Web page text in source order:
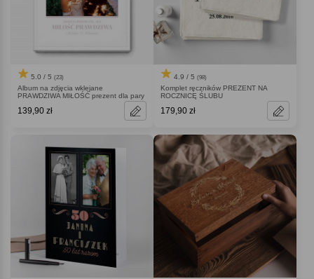
5.0 / 5 (23)
Album na zdjęcia wklejane
PRAWDZIWA MIŁOŚĆ prezent dla pary
139,90 zł
4.9 / 5 (98)
Komplet ręczników PREZENT NA
ROCZNICĘ ŚLUBU
179,90 zł